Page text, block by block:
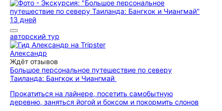
13 дней
авторский тур
Александр
Ждёт отзывов
Большое персональное путешествие по северу
Таиланда: Бангкок и Чиангмай
Прокатиться на лайнере, посетить самобытную
деревню, заняться йогой и боксом и покормить слонов